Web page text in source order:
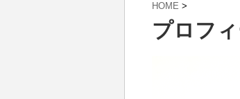
HOME >
プロフ